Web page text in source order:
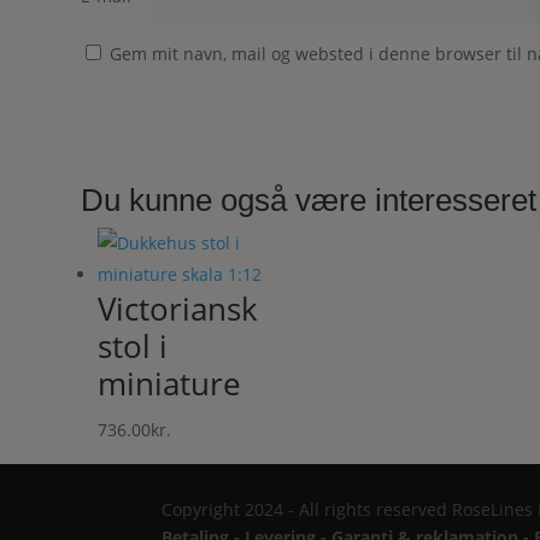
Gem mit navn, mail og websted i denne browser til
Du kunne også være
Victoriansk
stol i
miniature
736.00kr.
Copyright 2024 - All rights reserved